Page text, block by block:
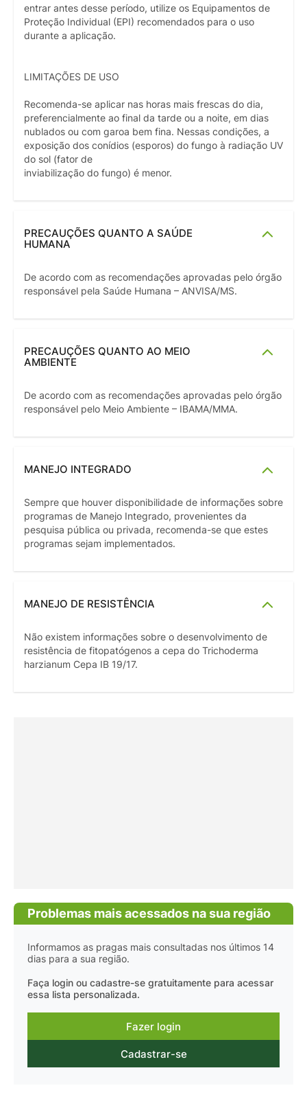
entrar antes desse período, utilize os Equipamentos de
Proteção Individual (EPI) recomendados para o uso
durante a aplicação.
LIMITAÇÕES DE USO
Recomenda-se aplicar nas horas mais frescas do dia,
preferencialmente ao final da tarde ou a noite, em dias
nublados ou com garoa bem fina. Nessas condições, a
exposição dos conídios (esporos) do fungo à radiação UV
do sol (fator de
inviabilização do fungo) é menor.
PRECAUÇÕES QUANTO A SAÚDE
HUMANA
De acordo com as recomendações aprovadas pelo órgão
responsável pela Saúde Humana – ANVISA/MS.
PRECAUÇÕES QUANTO AO MEIO
AMBIENTE
De acordo com as recomendações aprovadas pelo órgão
responsável pelo Meio Ambiente – IBAMA/MMA.
MANEJO INTEGRADO
Sempre que houver disponibilidade de informações sobre
programas de Manejo Integrado, provenientes da
pesquisa pública ou privada, recomenda-se que estes
programas sejam implementados.
MANEJO DE RESISTÊNCIA
Não existem informações sobre o desenvolvimento de
resistência de fitopatógenos a cepa do Trichoderma
harzianum Cepa IB 19/17.
Problemas mais acessados na sua região
Informamos as pragas mais consultadas nos últimos 14
dias para a sua região.
Faça login ou cadastre-se gratuitamente para acessar
essa lista personalizada.
Fazer login
Cadastrar-se